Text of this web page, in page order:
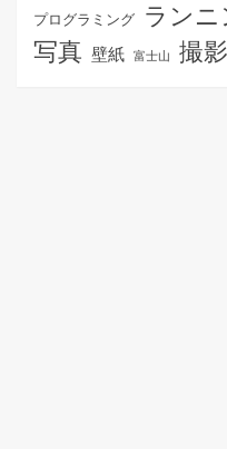
プログラミング ラン
写真 壁紙 富士山 撮影